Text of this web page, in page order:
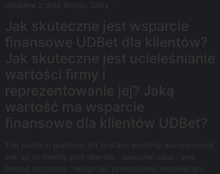
ustalane z dala Amigo Sloty .
Jak skuteczne jest wsparcie
finansowe UDBet dla klientów?
Jak skuteczne jest ucieleśnianie
wartości firmy i
reprezentowanie jej? Jaką
wartość ma wsparcie
finansowe dla klientów UDBet?
The political platform oft preface monthly advancement
link up to freshly plot liberate , seasonal case , and
limited occasion . resign birl promotional material are